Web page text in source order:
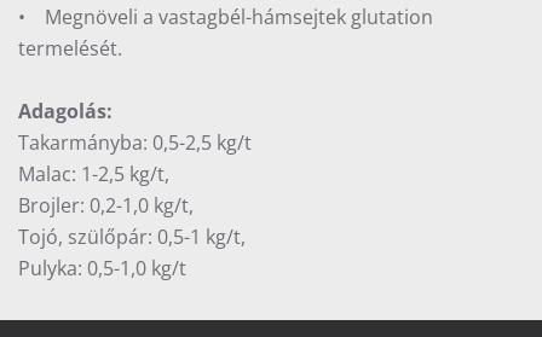
• Megnöveli a vastagbél-hámsejtek glutation
termelését.
Adagolás:
Takarmányba: 0,5-2,5 kg/t
Malac: 1-2,5 kg/t,
Brojler: 0,2-1,0 kg/t,
Tojó, szülőpár: 0,5-1 kg/t,
Pulyka: 0,5-1,0 kg/t